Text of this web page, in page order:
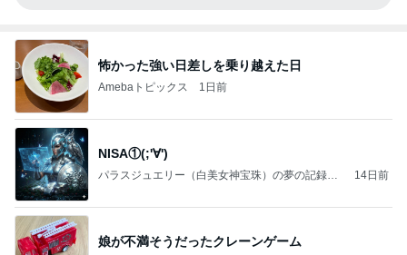
怖かった強い日差しを乗り越えた日
Amebaトピックス 1日前
NISA①(;'∀')
パラスジュエリー（白美女神宝珠）の夢の記録
14日前
娘が不満そうだったクレーンゲーム